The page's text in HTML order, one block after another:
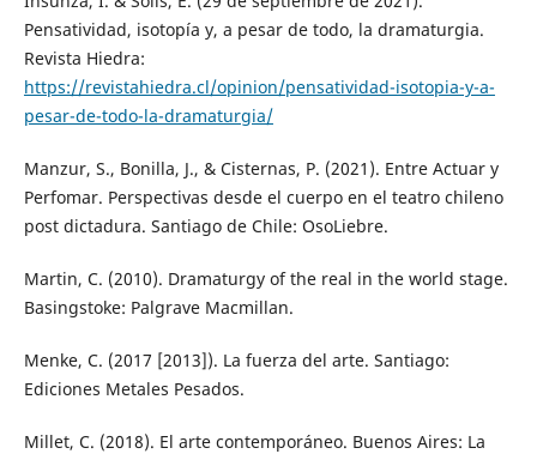
Pensatividad, isotopía y, a pesar de todo, la dramaturgia.
Revista Hiedra:
https://revistahiedra.cl/opinion/pensatividad-isotopia-y-a-
pesar-de-todo-la-dramaturgia/
Manzur, S., Bonilla, J., & Cisternas, P. (2021). Entre Actuar y
Perfomar. Perspectivas desde el cuerpo en el teatro chileno
post dictadura. Santiago de Chile: OsoLiebre.
Martin, C. (2010). Dramaturgy of the real in the world stage.
Basingstoke: Palgrave Macmillan.
Menke, C. (2017 [2013]). La fuerza del arte. Santiago:
Ediciones Metales Pesados.
Millet, C. (2018). El arte contemporáneo. Buenos Aires: La